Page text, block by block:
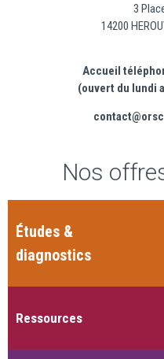
3
14200
Accueil
(ouvert du lundi
Nos
Études &
diagnostics
Ressources